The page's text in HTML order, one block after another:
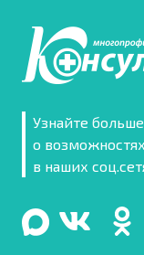
Узнайте
о
в наших